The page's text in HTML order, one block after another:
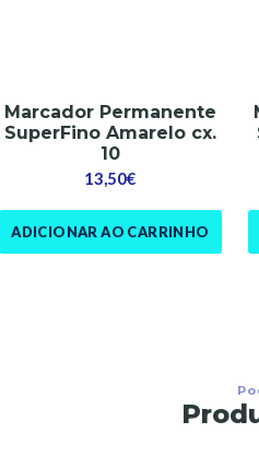
Marcador Permanente
SuperFino Amarelo cx.
10
13,50€
ADICIONAR AO CARRINHO